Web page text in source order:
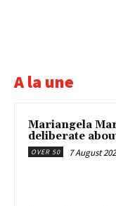
A la une
Mariangela
deliberate
OVER 50 7 August